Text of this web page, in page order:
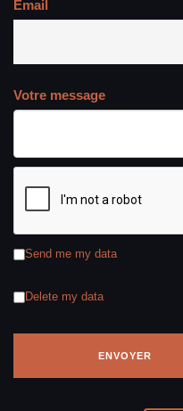
Email
Votre message
Send me my data
Delete my data